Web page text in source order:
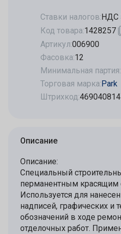
Ставки налогов:НДС
Код товара:1428257
Артикул:006900
Фасовка:12
Минимальная партия:
Торговая марка:Park
Штрихкод:
Описание
Описание:
Специальный
перманентным красящим
Используется для
надписей, графических и
обозначений в ходе
отделочных работ.